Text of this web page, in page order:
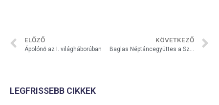
ELŐZŐ
Ápolónő az I. világháborúban
KÖVETKEZŐ
Baglas Néptáncegyüttes a Szabadtéri Színpadon
LEGFRISSEBB CIKKEK